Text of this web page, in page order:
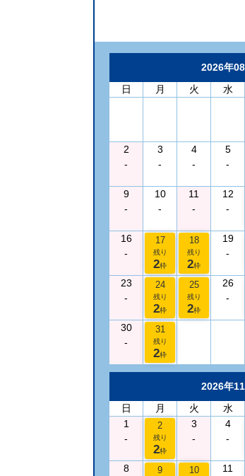
2026年
日
月 火 水
2
-
3
-
4
-
5
-
9
-
10
-
11
-
12
-
16
-
17
残り
2枠
18
残り
2枠
19
-
23
-
24
残り
2枠
25
残り
2枠
26
-
30
-
31
残り
2枠
2026年
日
月 火 水
1
-
2
残り
2枠
3
-
4
-
8
9 10
11